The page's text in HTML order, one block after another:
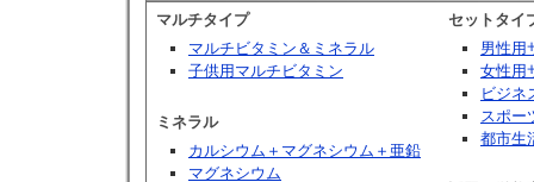
マルチタイプ
マルチビタミン＆ミネラル
子供用マルチビタミン
ミネラル
カルシウム＋マグネシウム＋亜鉛
マグネシウム
セットタイ
男性用
女性用
ビジネ
スポー
都市生